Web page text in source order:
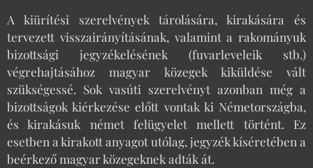
A kiürítési szerelvények tárolására, kirakására és
tervezett visszairányításának, valamint a rakományuk
bizottsági jegyzékelésének (fuvarleveleik stb.)
végrehajtásához magyar közegek kiküldése vált
szükségessé. Sok vasúti szerelvényt azonban még a
bizottságok kiérkezése előtt vontak ki Németországba,
és kirakásuk német felügyelet mellett történt. Ez
esetben a kirakott anyagot utólag, jegyzék kíséretében a
beérkező magyar közegeknek adták át.